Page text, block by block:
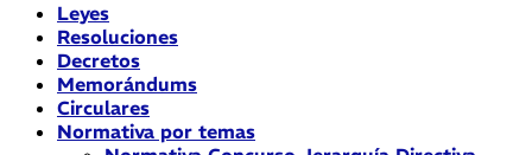
Leyes
Resoluciones
Decretos
Memorándums
Circulares
Normativa por temas